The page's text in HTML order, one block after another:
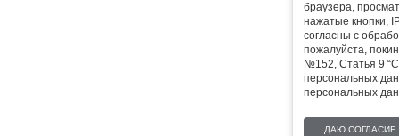
браузера,
нажатые кнопки,
согласны с
пожалуйста,
№152, Статья 9
персональных
персональных
ДАЮ СОГЛАСИЕ